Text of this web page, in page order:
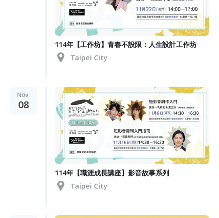
114年【工作坊】青春不設限：人生設計工作坊
Taipei City
Nov.
08
114年【職涯成長講座】影音故事系列
Taipei City